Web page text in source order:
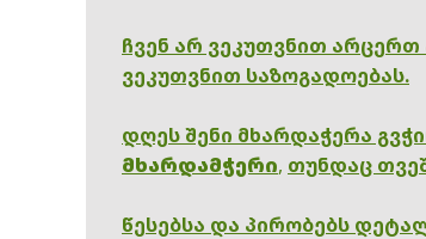
ჩვენ არ ვეკუთვნით
ვეკუთვნით საზოგადოებას.
დღეს შენი მხარდაჭერა
მხარდამჭერი, თუნდაც
წესებსა და პირობებს